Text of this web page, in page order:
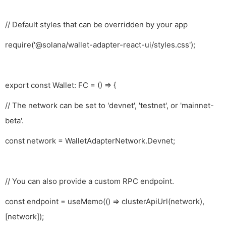
// Default styles that can be overridden by your app
require('@solana/wallet-adapter-react-ui/styles.css');
export const Wallet: FC = () => {
// The network can be set to 'devnet', 'testnet', or 'mainnet-
beta'.
const network = WalletAdapterNetwork.Devnet;
// You can also provide a custom RPC endpoint.
const endpoint = useMemo(() => clusterApiUrl(network),
[network]);